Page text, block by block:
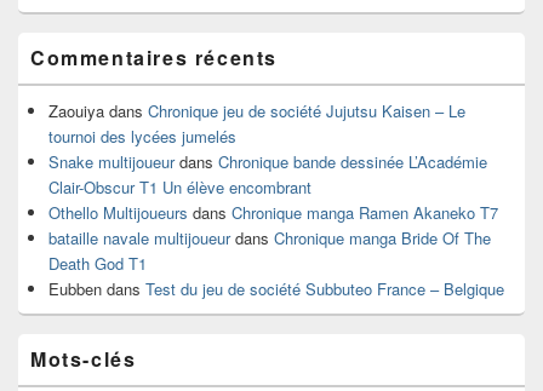
Commentaires récents
Zaouiya dans Chronique jeu de société Jujutsu Kaisen – Le
tournoi des lycées jumelés
Snake multijoueurdans Chronique bande dessinée L’Académie
Clair-Obscur T1 Un élève encombrant
Othello Multijoueurs dans Chronique manga Ramen Akaneko T7
bataille navale multijoueurdans Chronique manga Bride Of The
Death God T1
Eubben dans Test du jeu de société Subbuteo France – Belgique
Mots-clés